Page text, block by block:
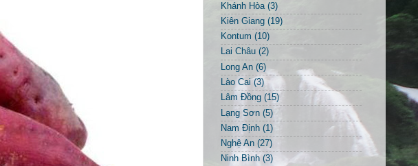
Khánh Hòa (3)
Kiên Giang (19)
Kontum (10)
Lai Châu (2)
Long An (6)
Lào Cai (3)
Lâm Đồng (15)
Lạng Sơn (5)
Nam Định (1)
Nghệ An (27)
Ninh Bình (3)